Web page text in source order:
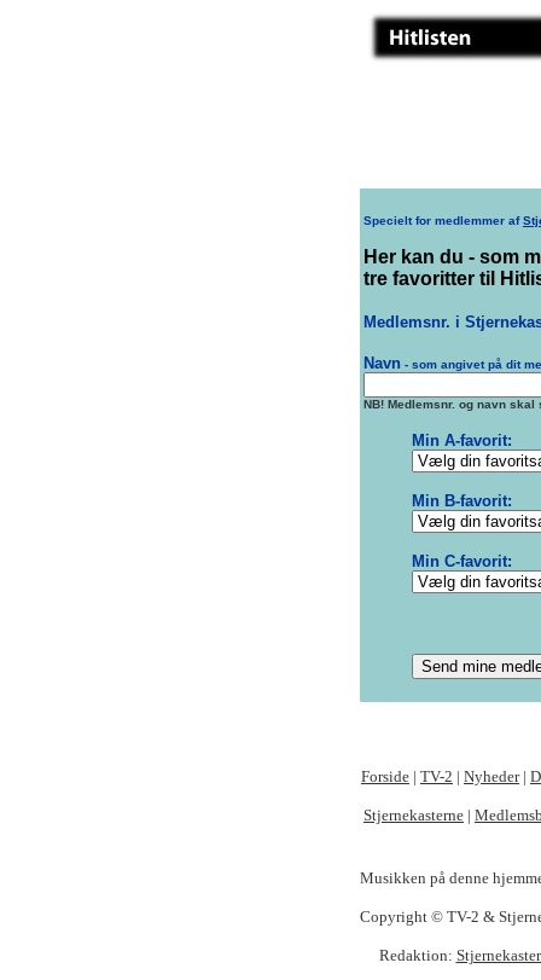
Specielt for medlemmer af
Her kan du - som
tre favoritter til
Medlemsnr. i
Navn - som angivet på dit
NB! Medlemsnr. og navn skal
Min A-favorit:
Min B-favorit:
Min C-favorit:
Forside | TV-2 | Nyheder|
Stjernekasterne |
Musikken på denne
Copyright © TV-2 &
Redaktion: